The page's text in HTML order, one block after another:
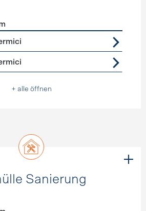
Warmwasser
+ alle öffnen
Sanierung